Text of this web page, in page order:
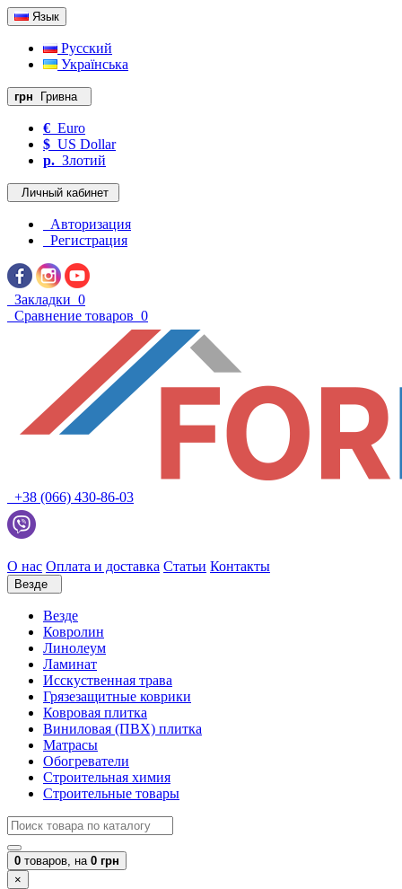
Язык
Русский
Українська
грн Гривна
€ Euro
$ US Dollar
р. Злотий
Личный кабинет
Авторизация
Регистрация
Закладки 0
Сравнение товаров 0
+38 (066) 430-86-03
О нас Оплата и доставка Статьи Контакты
Везде
Везде
Ковролин
Линолеум
Ламинат
Исскуственная трава
Грязезащитные коврики
Ковровая плитка
Виниловая (ПВХ) плитка
Матрасы
Обогреватели
Строительная химия
Строительные товары
0 товаров, на 0 грн
×